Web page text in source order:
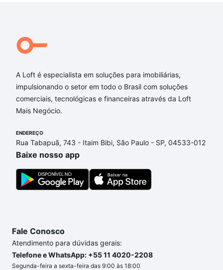
Qual o preço de Imóveis com 3 banheiros à venda
em Jardim Portal do Itavuvu, Sorocaba, SP?
Aqui na Loft temos a oferta ideal para você, com
Imóveis com 3 banheiros à venda em Jardim Portal
do Itavuvu, Sorocaba, SP que custam a partir de R$
0 e com nossas opções de financiamento imobiliário
Se ainda tem alguma dúvida dos custos envolvidos
no processo de compra, veja em nosso portal
quanto custa comprar um apartamento
a gente para comprar o imóvel dos seus sonhos
com segurança e conforto. Loft, com você até as
A Loft é especialista em soluções para imobiliárias,
impulsionando o setor em todo o Brasil com soluções
comerciais, tecnológicas e financeiras através da Loft
Mais Negócio.
ENDEREÇO
Rua Tabapuã, 743 - Itaim Bibi, São Paulo - SP, 04533-012
Baixe nosso app
Fale Conosco
Atendimento para dúvidas gerais:
Telefone e WhatsApp: +55 11 4020-2208
Segunda-feira a sexta-feira das 9:00 às 18:00